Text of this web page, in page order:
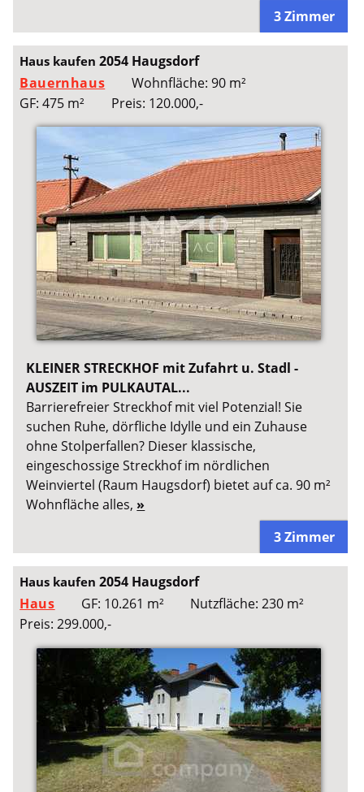
3 Zimmer
Haus kaufen2054 Haugsdorf
Bauernhaus
Wohnfläche: 90 m²
GF: 475 m²
Preis: 120.000,-
KLEINER STRECKHOF mit Zufahrt u. Stadl -
AUSZEIT im PULKAUTAL...
Barrierefreier Streckhof mit viel Potenzial! Sie
suchen Ruhe, dörfliche Idylle und ein Zuhause
ohne Stolperfallen? Dieser klassische,
eingeschossige Streckhof im nördlichen
Weinviertel (Raum Haugsdorf) bietet auf ca. 90 m²
Wohnfläche alles, »
3 Zimmer
Haus kaufen2054 Haugsdorf
Haus
GF: 10.261 m²
Nutzfläche: 230 m²
Preis: 299.000,-